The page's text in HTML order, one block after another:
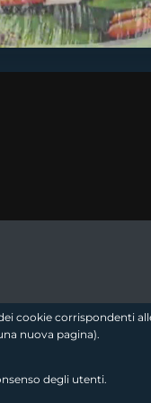
link utili
cookie corrispondenti
nuova pagina).
degli utenti.